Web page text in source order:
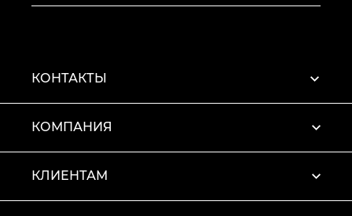
КОНТАКТЫ
КОМПАНИЯ
КЛИЕНТАМ